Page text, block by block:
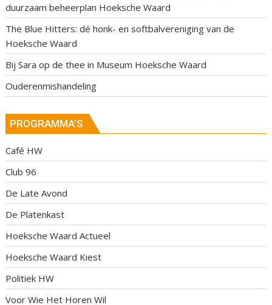
duurzaam beheerplan Hoeksche Waard
The Blue Hitters: dé honk- en softbalvereniging van de
Hoeksche Waard
Bij Sara op de thee in Museum Hoeksche Waard
Ouderenmishandeling
PROGRAMMA’S
Café HW
Club 96
De Late Avond
De Platenkast
Hoeksche Waard Actueel
Hoeksche Waard Kiest
Politiek HW
Voor Wie Het Horen Wil